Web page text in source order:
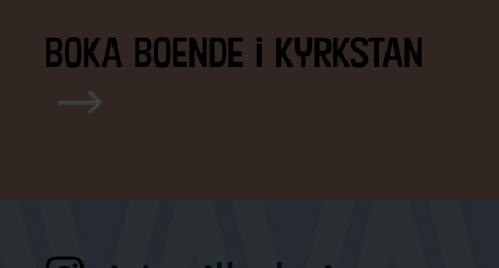
boka boende i kyrkstan